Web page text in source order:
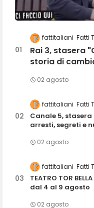
fattitaliani Fatti
Rai 3, stasera
storia di
02 agosto
fattitaliani Fatti
Canale 5,
arresti, segreti e
02 agosto
fattitaliani Fatti
TEATRO TOR
dal 4 al 9 agosto
02 agosto